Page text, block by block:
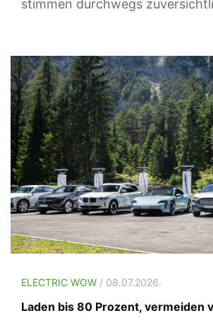
stimmen durchwegs
ELECTRIC WOW / 08.07.2026.
Laden bis 80 Prozent, vermeiden